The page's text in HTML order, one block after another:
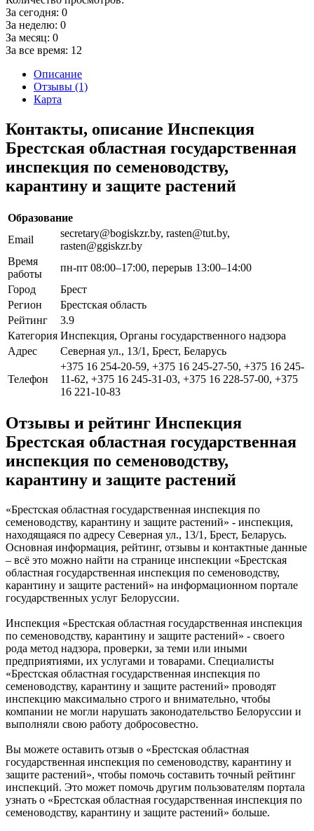
За сегодня: 0
За неделю: 0
За месяц: 0
За все время: 12
Описание
Отзывы (1)
Карта
Контакты, описание Инспекция
Брестская областная государственная
инспекция по семеноводству,
карантину и защите растений
Образование
Email
secretary@bogiskzr.by, rasten@tut.by,
rasten@ggiskzr.by
Время
работы
пн-пт 08:00–17:00, перерыв 13:00–14:00
Город
Брест
Регион
Брестская область
Рейтинг
3.9
Категория Инспекция, Органы государственного надзора
Адрес
Северная ул., 13/1, Брест, Беларусь
Телефон
+375 16 254-20-59, +375 16 245-27-50, +375 16 245-
11-62, +375 16 245-31-03, +375 16 228-57-00, +375
16 221-10-83
Отзывы и рейтинг Инспекция
Брестская областная государственная
инспекция по семеноводству,
карантину и защите растений
«Брестская областная государственная инспекция по
семеноводству, карантину и защите растений» - инспекция,
находящаяся по адресу Северная ул., 13/1, Брест, Беларусь.
Основная информация, рейтинг, отзывы и контактные данные
– всё это можно найти на странице инспекции «Брестская
областная государственная инспекция по семеноводству,
карантину и защите растений» на информационном портале
государственных услуг Белоруссии.
Инспекция «Брестская областная государственная инспекция
по семеноводству, карантину и защите растений» - своего
рода метод надзора, проверки, за теми или иными
предприятиями, их услугами и товарами. Специалисты
«Брестская областная государственная инспекция по
семеноводству, карантину и защите растений» проводят
инспекцию максимально строго и внимательно, чтобы
компании не могли нарушать законодательство Белоруссии и
выполняли свою работу добросовестно.
Вы можете оставить отзыв о «Брестская областная
государственная инспекция по семеноводству, карантину и
защите растений», чтобы помочь составить точный рейтинг
инспекций. Это может помочь другим пользователям портала
узнать о «Брестская областная государственная инспекция по
семеноводству, карантину и защите растений» больше.